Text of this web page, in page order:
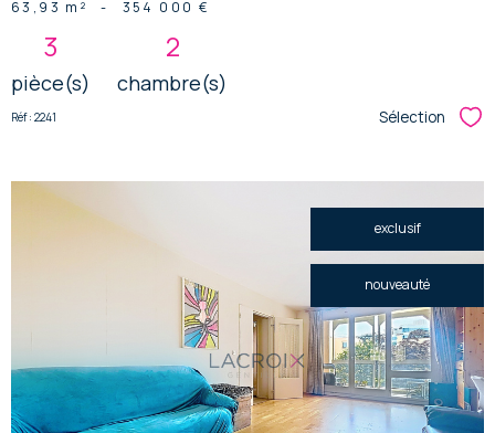
63,93 m² - 354 000 €
3
pièce(s)
2
chambre(s)
Réf : 2241 Sélection
exclusif
nouveauté
voir le
bien